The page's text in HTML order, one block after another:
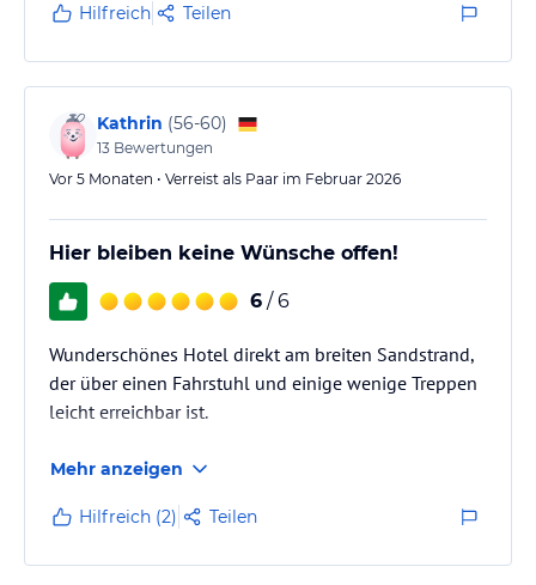
Hilfreich Teilen
Kathrin (56-60)
13 Bewertungen
Vor 5 Monaten • Verreist als Paar im Februar 2026
Hier bleiben keine Wünsche offen!
6 / 6
Wunderschönes Hotel direkt am breiten Sandstrand,
der über einen Fahrstuhl und einige wenige Treppen
leicht erreichbar ist.
Mehr anzeigen
Hilfreich (2) Teilen